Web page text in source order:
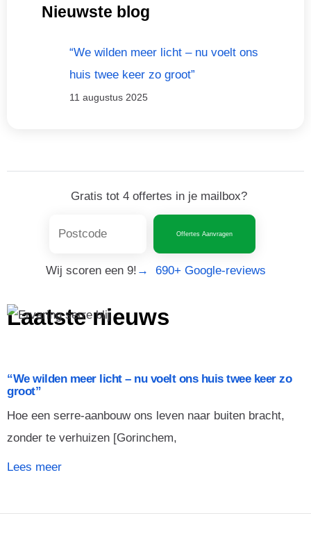
Nieuwste blog
“We wilden meer licht – nu voelt ons
huis twee keer zo groot”
11 augustus 2025
Gratis tot 4 offertes in je mailbox?
Offertes Aanvragen
Wij scoren een 9! → 690+ Google-reviews
Laatste nieuws
“We wilden meer licht – nu voelt ons huis twee keer zo
groot”
Hoe een serre-aanbouw ons leven naar buiten bracht,
zonder te verhuizen [Gorinchem,
Lees meer